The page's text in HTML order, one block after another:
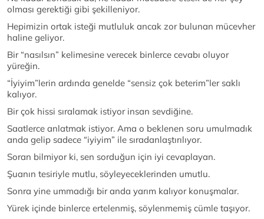
olması gerektiği gibi şekilleniyor.
Hepimizin ortak isteği mutluluk ancak zor bulunan mücevher
haline geliyor.
Bir “nasılsın” kelimesine verecek binlerce cevabı oluyor
yüreğin.
“İyiyim”lerin ardında genelde “sensiz çok beterim”ler saklı
kalıyor.
Bir çok hissi sıralamak istiyor insan sevdiğine.
Saatlerce anlatmak istiyor. Ama o beklenen soru umulmadık
anda gelip sadece “iyiyim” ile sıradanlaştırılıyor.
Soran bilmiyor ki, sen sorduğun için iyi cevaplayan.
Şuanın tesiriyle mutlu, söyleyeceklerinden umutlu.
Sonra yine ummadığı bir anda yarım kalıyor konuşmalar.
Yürek içinde binlerce ertelenmiş, söylenmemiş cümle taşıyor.